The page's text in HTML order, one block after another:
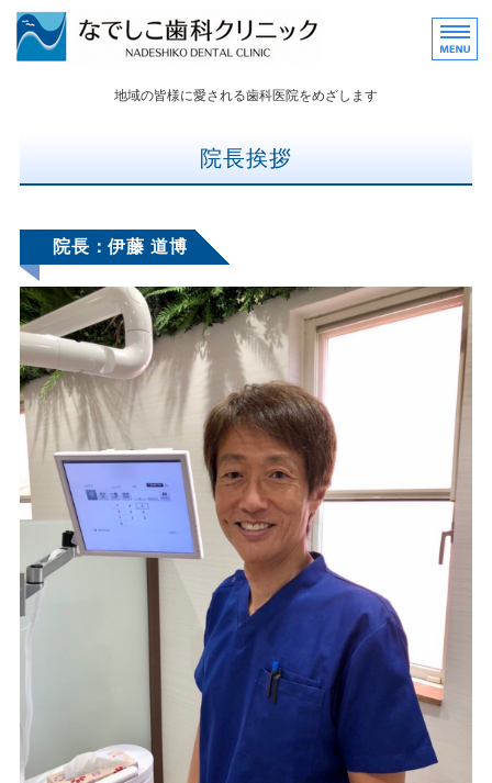
地域の皆様に愛される歯科医院をめざします
診療内容
院長挨拶
医院概要・医院紹介
WEB予約
院長挨拶
院長：伊藤 道博